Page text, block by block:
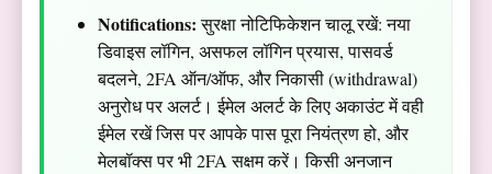
Notifications:सुरक्षा नोटिफिकेशन चालू रखें: नया
डिवाइस लॉगिन, असफल लॉगिन प्रयास, पासवर्ड
बदलने, 2FA ऑन/ऑफ, और निकासी (withdrawal)
अनुरोध पर अलर्ट। ईमेल अलर्ट के लिए अकाउंट में वही
ईमेल रखें जिस पर आपके पास पूरा नियंत्रण हो, और
मेलबॉक्स पर भी 2FA सक्षम करें। किसी अनजान